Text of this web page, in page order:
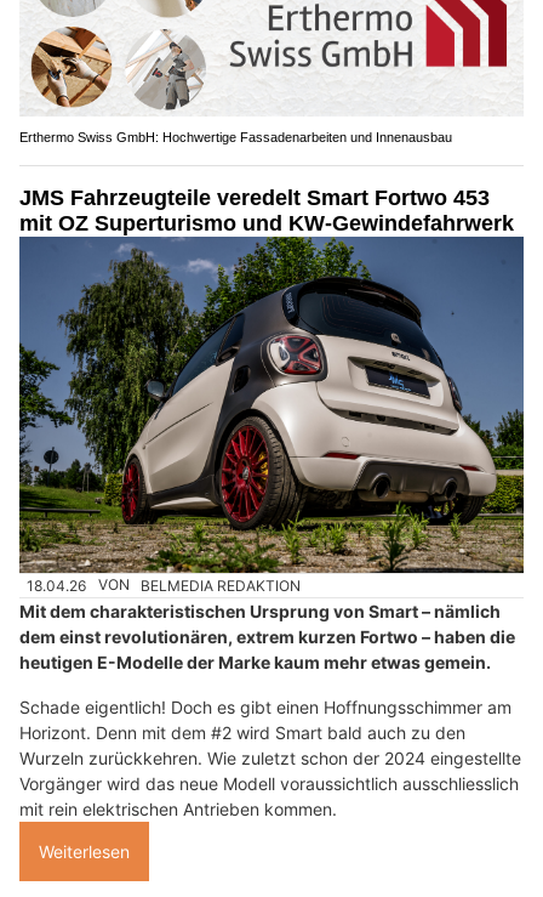
Erthermo Swiss GmbH: Hochwertige Fassadenarbeiten und Innenausbau
JMS Fahrzeugteile veredelt Smart Fortwo 453
mit OZ Superturismo und KW-Gewindefahrwerk
18.04.26 VON BELMEDIA REDAKTION
Mit dem charakteristischen Ursprung von Smart – nämlich
dem einst revolutionären, extrem kurzen Fortwo – haben die
heutigen E-Modelle der Marke kaum mehr etwas gemein.
Schade eigentlich! Doch es gibt einen Hoffnungsschimmer am
Horizont. Denn mit dem #2 wird Smart bald auch zu den
Wurzeln zurückkehren. Wie zuletzt schon der 2024 eingestellte
Vorgänger wird das neue Modell voraussichtlich ausschliesslich
mit rein elektrischen Antrieben kommen.
Weiterlesen